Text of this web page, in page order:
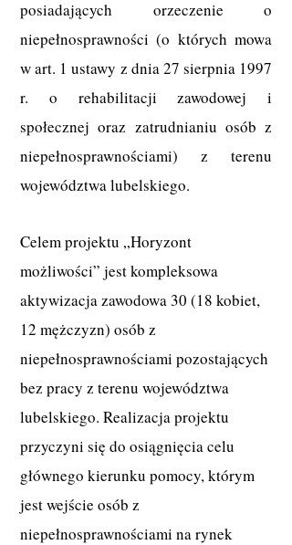
posiadających orzeczenie o
niepełnosprawności (o których mowa
w art. 1 ustawy z dnia 27 sierpnia 1997
r. o rehabilitacji zawodowej i
społecznej oraz zatrudnianiu osób z
niepełnosprawnościami) z terenu
województwa lubelskiego.
Celem projektu „Horyzont
możliwości” jest kompleksowa
aktywizacja zawodowa 30 (18 kobiet,
12 mężczyzn) osób z
niepełnosprawnościami pozostających
bez pracy z terenu województwa
lubelskiego. Realizacja projektu
przyczyni się do osiągnięcia celu
głównego kierunku pomocy, którym
jest wejście osób z
niepełnosprawnościami na rynek